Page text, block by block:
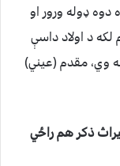
ډوله ورور او
د اولاد داسې
وي، مقدم (عيني)
ذکر هم راځي